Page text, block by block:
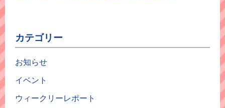
カテゴリー
お知らせ
イベント
ウィークリーレポート